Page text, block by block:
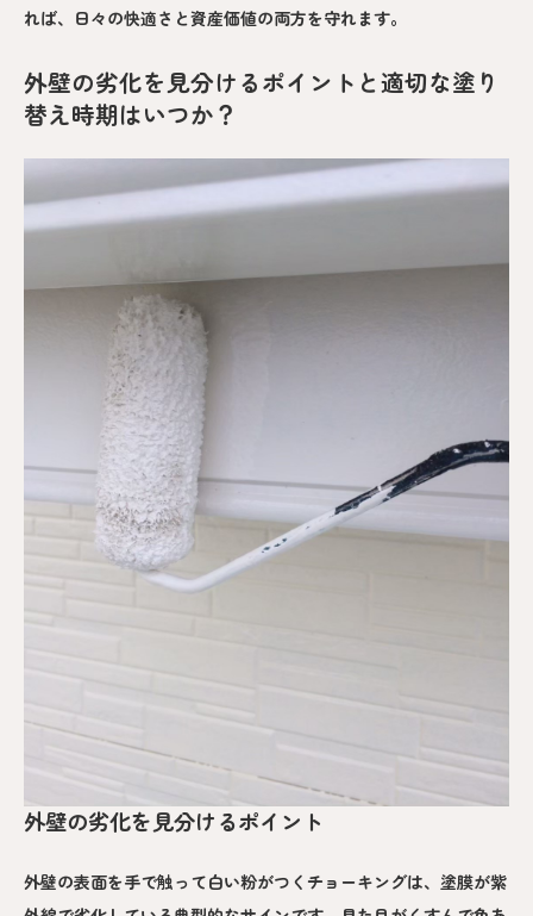
れば、日々の快適さと資産価値の両方を守れます。
外壁の劣化を見分けるポイントと適切な塗り
替え時期はいつか？
外壁の劣化を見分けるポイント
外壁の表面を手で触って白い粉がつくチョーキングは、塗膜が紫